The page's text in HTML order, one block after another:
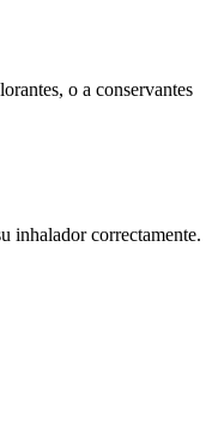
o a conservantes
inhalador correctamente.